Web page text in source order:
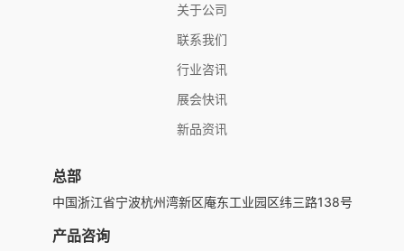
关于公司
联系我们
行业咨讯
展会快讯
新品资讯
总部
中国浙江省宁波杭州湾新区庵东工业园区纬三路138号
产品咨询